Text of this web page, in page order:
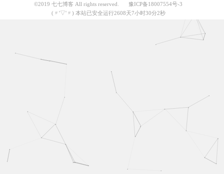
©2019 七七博客 All rights reserved.
豫ICP备18007554号-3
(〃'▽'〃) 本站已安全运行2608天7小时30分2秒